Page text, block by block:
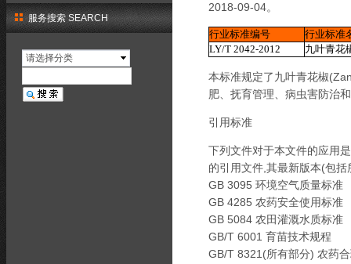
服务搜索 SEARCH
请选择分类
2018-09-04。
行业标准编号
行业标准
LY/T 2042-2012
九叶青花
本标准规定了九叶青花椒
肥、抚育管理、病虫害防治
引用标准
下列文件对于本文件的应用
的引用文件,其最新版本(包
GB 3095 环境空气质量标准
GB 4285 农药安全使用标准
GB 5084 农田灌溉水质标准
GB/T 6001 育苗技术规程
GB/T 8321(所有部分) 农药